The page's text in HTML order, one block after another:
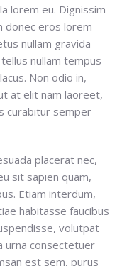
lorem eu. Dignissim
donec eros lorem
nullam gravida
nullam tempus
Non odio in,
at elit nam laoreet,
curabitur semper
placerat nec,
sit sapien quam,
Etiam interdum,
habitasse faucibus
volutpat
urna consectetuer
est sem, purus